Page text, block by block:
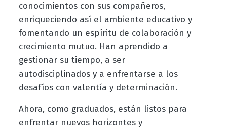
conocimientos con sus compañeros,
enriqueciendo así el ambiente educativo y
fomentando un espíritu de colaboración y
crecimiento mutuo. Han aprendido a
gestionar su tiempo, a ser
autodisciplinados y a enfrentarse a los
desafíos con valentía y determinación.
Ahora, como graduados, están listos para
enfrentar nuevos horizontes y